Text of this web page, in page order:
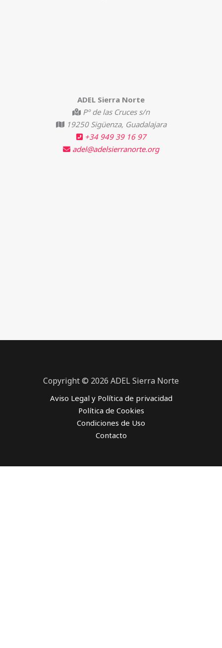
ADEL Sierra Norte
Pº de las Cruces s/n
19250 Sigüenza, Guadalajara
+34 949 39 16 97
adel@adelsierranorte.org
Copyright © 2026 ADEL Sierra Norte
Aviso Legal y Política de privacidad
Política de Cookies
Condiciones de Uso
Contacto